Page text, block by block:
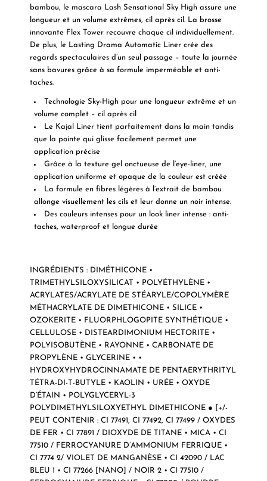
bambou, le mascara Lash Sensational Sky High assure une
longueur et un volume extrêmes, cil après cil. La brosse
innovante Flex Tower recouvre chaque cil individuellement.
De plus, le Lasting Drama Automatic Liner crée des
regards spectaculaires d’un seul passage – toute la journée
sans bavures grâce à sa formule imperméable et anti-
taches.
Technologie Sky-High pour une longueur extrême et un
volume complet – cil après cil
Le Kajal Liner tient parfaitement dans la main tandis
que la pointe qui glisse facilement permet une
application précise
Grâce à la texture gel onctueuse de l’eye-liner, une
application uniforme et opaque de la couleur est créée
La formule en fibres légères à l’extrait de bambou
allonge visuellement les cils et leur donne un noir intense.
Des couleurs intenses pour un look liner intense : anti-
taches, waterproof et longue durée
INGRÉDIENTS : DIMÉTHICONE •
TRIMETHYLSILOXYSILICAT • POLYÉTHYLÈNE •
ACRYLATES/ACRYLATE DE STÉARYLE/COPOLYMÈRE
MÉTHACRYLATE DE DIMETHICONE • SILICE •
OZOKERITE • FLUORPHLOGOPITE SYNTHÉTIQUE •
CELLULOSE • DISTEARDIMONIUM HECTORITE •
POLYISOBUTÈNE • RAYONNE • CARBONATE DE
PROPYLÈNE • GLYCERINE • •
HYDROXYHYDROCINNAMATE DE PENTAERYTHRITYL
TÉTRA-DI-T-BUTYLE • KAOLIN • URÉE • OXYDE
D’ÉTAIN • POLYGLYCERYL-3
POLYDIMETHYLSILOXYETHYL DIMETHICONE ● [+/-
PEUT CONTENIR : CI 77491, CI 77492, CI 77499 / OXYDES
DE FER • CI 77891 / DIOXYDE DE TITANE • MICA • CI
77510 / FERROCYANURE D’AMMONIUM FERRIQUE •
CI 7774 2/ VIOLET DE MANGANÈSE • CI 42090 / LAC
BLEU 1 • CI 77266 [NANO] / NOIR 2 • CI 77510 /